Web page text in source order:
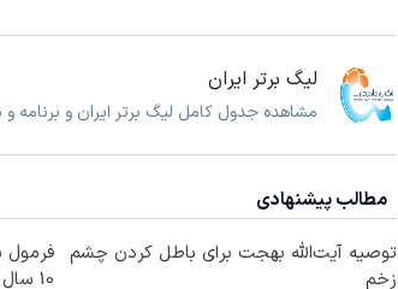
لیگ برتر ایران
مشاهده جدول کامل لیگ برتر ایران و برنامه
مطالب پیشنهادی
توصیه آیت‌الله بهجت برای باطل کردن چشم
زخم
فرمول
10 سال جوانتر شو😍